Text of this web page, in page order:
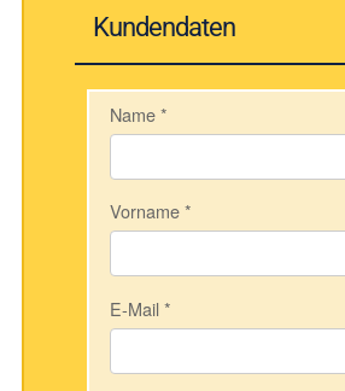
Kundendaten
Name*
Vorname*
E-Mail*